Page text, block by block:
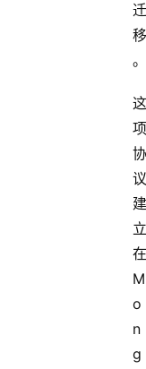
迁
移
。
这
项
协
议
建
立
在
M
o
n
g